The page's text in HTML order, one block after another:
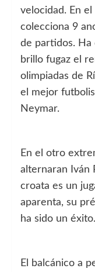
velocidad. En
colecciona 9
de partidos. Ha
brillo fugaz el
olimpiadas de
el mejor
Neymar.
En el otro
alternaran Iván
croata es un
aparenta, su
ha sido un éxito.
El balcánico a